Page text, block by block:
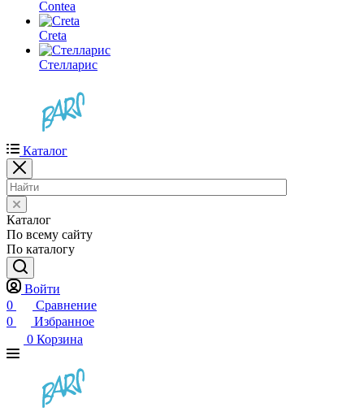
Contea
Creta
Стелларис
Каталог
Каталог
По всему сайту
По каталогу
Войти
0
Сравнение
0
Избранное
0 Корзина